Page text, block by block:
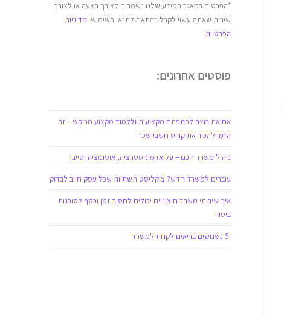
*הפרטים במאגר המידע שלנו נשמרים לצורך הצעה או לצורך
שירות שאתה עשוי לקבל בהתאם לתנאי השימוש ומדיניות
הפרטיות
פוסטים אחרונים:
אם את רוצה להתפתח מקצועית וללמוד מקצוע מבוקש – זה
הזמן להכיר את קורס חשבי שכר
ניהול משרד חכם – על אדמיניסטרציה, אוטומציה וסייבר
עוברים למשרד חדש? צ'קליסט תשתיות שכל עסק חייב לבדוק
איך שירותי משרד חיצוניים יכולים לחסוך זמן וכסף לסוכנות
ביטוח